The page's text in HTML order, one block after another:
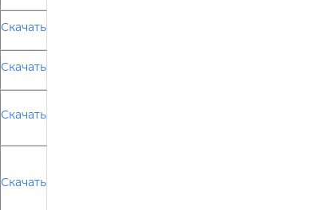
Скачать
Скачать
Скачать
Скачать